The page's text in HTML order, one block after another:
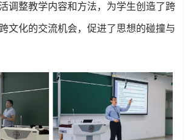
调整教学内容和方法，为学生创造了跨
文化的交流机会，促进了思想的碰撞与